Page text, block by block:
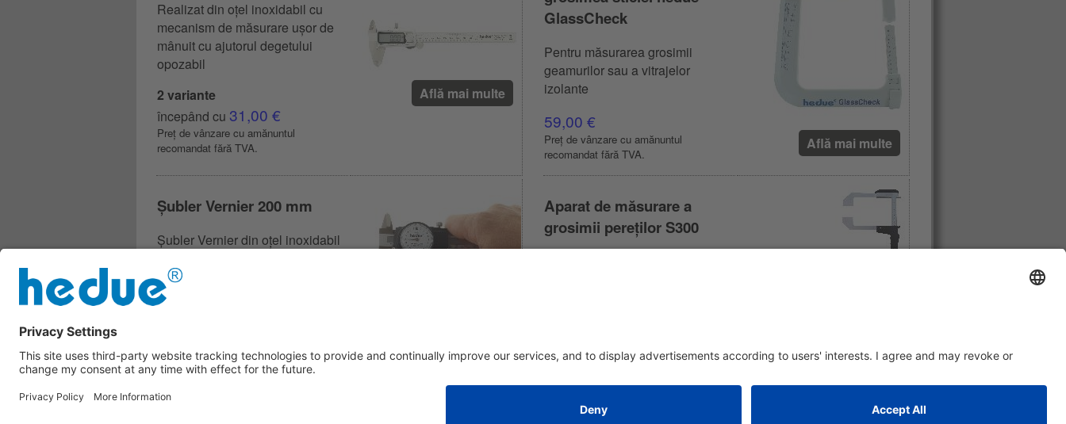
Realizat din oțel inoxidabil cu
mecanism de măsurare ușor de
mânuit cu ajutorul degetului
opozabil
2 variante
începând cu 31,00 €
Preț de vânzare cu amănuntul
recomandat fără TVA.
Află mai multe
GlassCheck
Pentru măsurarea grosimii
geamurilor sau a vitrajelor
izolante
59,00 €
Preț de vânzare cu amănuntul
recomandat fără TVA.
Află mai multe
Șubler Vernier 200 mm
Șubler Vernier din oțel inoxidabil
59,00 €
Preț de vânzare cu amănuntul
Află mai multe
Aparat de măsurare a
grosimii pereților S300
Preț de vânzare cu amănuntul
recomandat fără TVA.
Află mai multe
Protejarea datelor